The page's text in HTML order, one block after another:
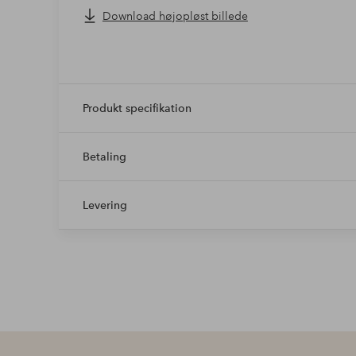
Download højopløst billede
Produkt specifikation
Betaling
Levering